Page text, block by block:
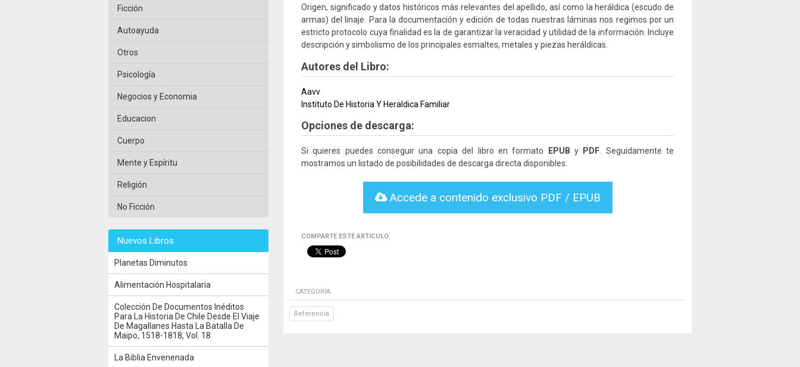
Origen, significado y datos históricos más relevantes del apellido, así como la heráldica (escudo de
armas) del linaje. Para la documentación y edición de todas nuestras láminas nos regimos por un
estricto protocolo cuya finalidad es la de garantizar la veracidad y utilidad de la información. Incluye
descripción y simbolismo de los principales esmaltes, metales y piezas heráldicas.
Autores del Libro:
Aavv
Instituto De Historia Y Heraldica Familiar
Opciones de descarga:
Si quieres puedes conseguir una copia del libro en formato EPUB y PDF . Seguidamente te
mostramos un listado de posibilidades de descarga directa disponibles:
Accede a contenido exclusivo PDF / EPUB
COMPARTE ESTE ARTICULO:
CATEGORÍA:
Referencia
Ficción
Autoayuda
Otros
Psicología
Negocios y Economia
Educacion
Cuerpo
Mente y Espíritu
Religión
No Ficción
Nuevos Libros
Planetas Diminutos
Alimentación Hospitalaria
Colección De Documentos Inéditos
Para La Historia De Chile Desde El Viaje
De Magallanes Hasta La Batalla De
Maipo, 1518-1818, Vol. 18
La Biblia Envenenada